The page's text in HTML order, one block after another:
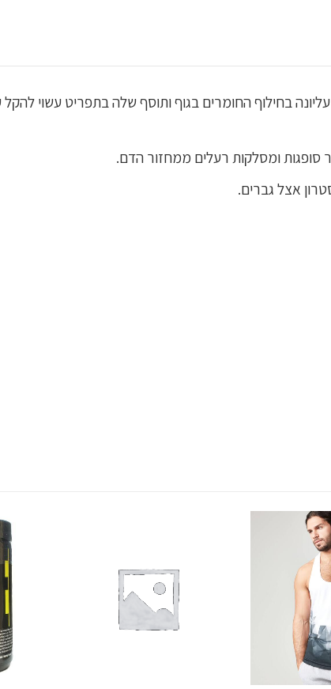
בחילוף החומרים בגוף ותוסף שלה בתפריט עשוי להקל
ומסלקות רעלים ממחזור הדם.
אצל גברים.